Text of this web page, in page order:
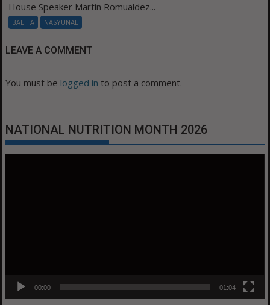
House Speaker Martin Romualdez...
BALITA NASYUNAL
LEAVE A COMMENT
You must be logged in to post a comment.
NATIONAL NUTRITION MONTH 2026
00:00 01:04